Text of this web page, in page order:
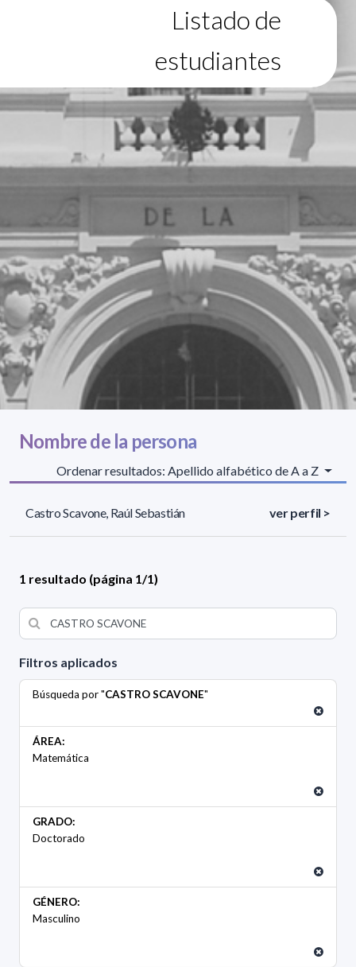
Listado de
estudiantes
Filtros aplicados
Búsqueda por "CASTRO SCAVONE"
ÁREA:
Matemática
GRADO:
Doctorado
GÉNERO:
Masculino
Nombre de la persona
Ordenar resultados: Apellido alfabético de A a Z
Castro Scavone, Raúl Sebastián ver perfil >
1 resultado (página 1/1)